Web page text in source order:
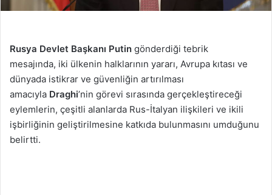
Rusya Devlet Başkanı Putin gönderdiği tebrik
mesajında, iki ülkenin halklarının yararı, Avrupa kıtası ve
dünyada istikrar ve güvenliğin artırılması
amacıyla Draghi’nin görevi sırasında gerçekleştireceği
eylemlerin, çeşitli alanlarda Rus-İtalyan ilişkileri ve ikili
işbirliğinin geliştirilmesine katkıda bulunmasını umduğunu
belirtti.